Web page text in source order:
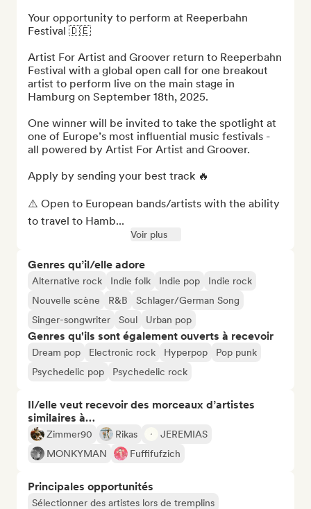
Your opportunity to perform at Reeperbahn
Festival 🇩🇪
Artist For Artist and Groover return to Reeperbahn
Festival with a global open call for one breakout
artist to perform live on the main stage in
Hamburg on September 18th, 2025.
One winner will be invited to take the spotlight at
one of Europe’s most influential music festivals -
all powered by Artist For Artist and Groover.
Apply by sending your best track 🔥
⚠️ Open to European bands/artists with the ability
to travel to Hamb...
Voir plus
Genres qu’il/elle adore
Alternative rock Indie folk Indie pop
Indie rock
Nouvelle scène
R&B
Schlager/German Song
Singer-songwriter
Soul Urban pop
Genres qu'ils sont également ouverts à recevoir
Dream pop Electronic rock Hyperpop
Pop punk
Psychedelic pop
Psychedelic rock
Il/elle veut recevoir des morceaux d’artistes
similaires à…
Zimmer90 Rikas
JEREMIAS
MONKYMAN
Fuffifufzich
Principales opportunités
Sélectionner des artistes lors de tremplins